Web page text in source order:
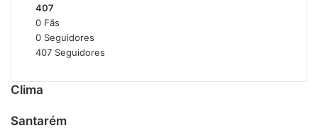
407
0 Fãs
0 Seguidores
407 Seguidores
Clima
Santarém